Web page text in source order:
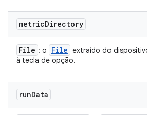
metricDirectory
File : o File extraído do
à tecla de opção.
runData